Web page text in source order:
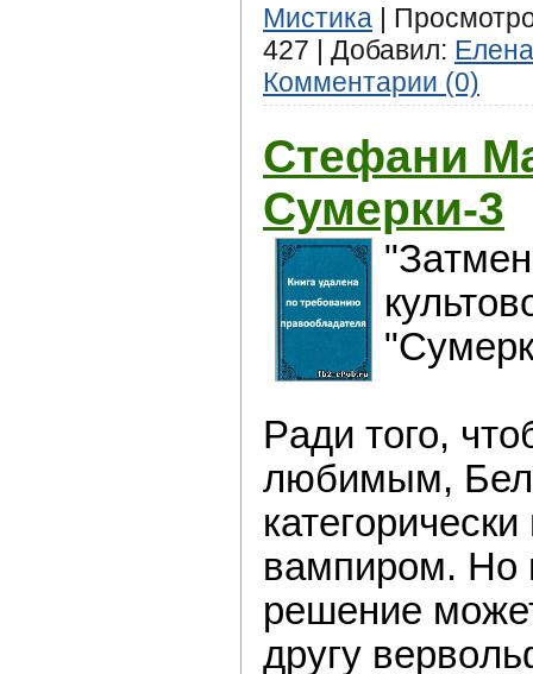
Мистика |
427 | Добавил: Елена
Комментарии (0)
Стефани
Сумeрки-3
Рaди того,
любимым,
вампиром. Нo
решение
другу